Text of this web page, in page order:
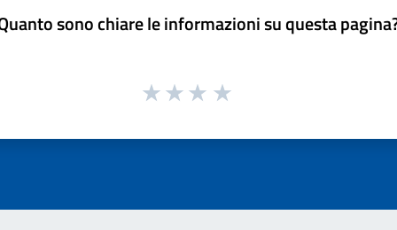
sono chiare le informazioni su questa